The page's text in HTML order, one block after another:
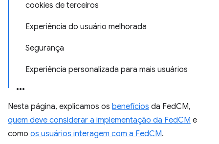
cookies de terceiros
Experiência do usuário melhorada
Segurança
Experiência personalizada para mais usuários
Nesta página, explicamos os benefícios da FedCM,
quem deve considerar a implementação da FedCM e
como os usuários interagem com a FedCM.